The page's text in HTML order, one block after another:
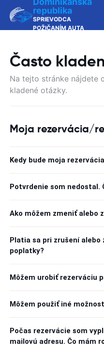
republika
SPRIEVODCA
POŽIČANÍM AUTA
Často
Na tejto stránke nájdete
kladené otázky.
Moja rezervácia/
Kedy bude moja
Potvrdenie som nedostal.
Ako môžem zmeniť alebo
Platia sa pri zrušení alebo
poplatky?
Môžem urobiť rezerváciu
Môžem použiť iné
Počas rezervácie som
mailovú adresu. Čo mám